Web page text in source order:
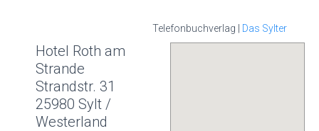
Telefonbuchverlag | Das Sylter
Hotel Roth am
Strande
Strandstr. 31
25980 Sylt /
Westerland